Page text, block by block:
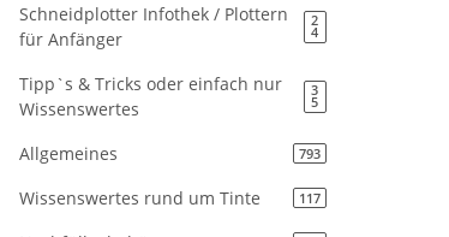
Schneidplotter Infothek / Plottern
für Anfänger
2
4
Tipp`s & Tricks oder einfach nur
Wissenswertes
3
5
Allgemeines 793
Wissenswertes rund um Tinte 117